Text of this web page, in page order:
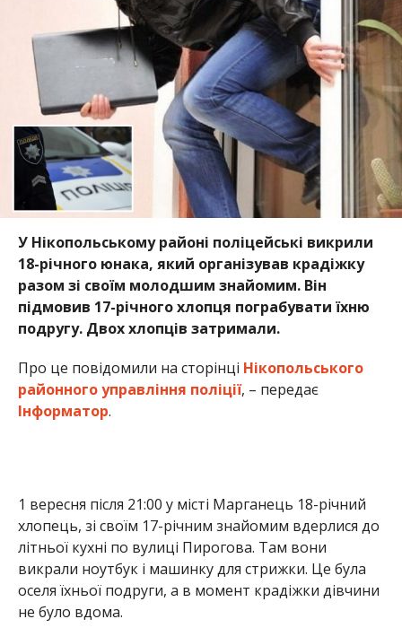
У Нікопольському районі поліцейські викрили
18-річного юнака, який організував крадіжку
разом зі своїм молодшим знайомим. Він
підмовив 17-річного хлопця пограбувати їхню
подругу. Двох хлопців затримали.
Про це повідомили на сторінці Нікопольського
районного управління поліції, – передає
Інформатор.
1 вересня після 21:00 у місті Марганець 18-річний
хлопець, зі своїм 17-річним знайомим вдерлися до
літньої кухні по вулиці Пирогова. Там вони
викрали ноутбук і машинку для стрижки. Це була
оселя їхньої подруги, а в момент крадіжки дівчини
не було вдома.